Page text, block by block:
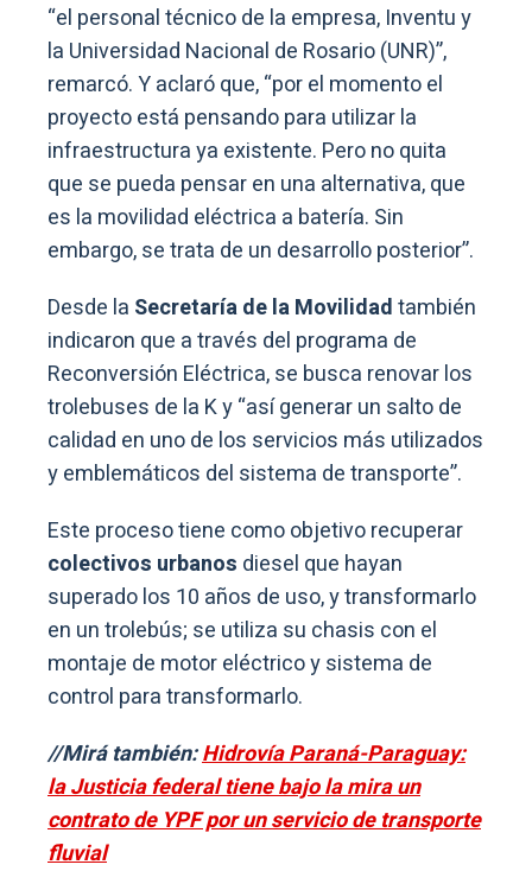
“el personal técnico de la empresa, Inventu y
la Universidad Nacional de Rosario (UNR)”,
remarcó. Y aclaró que, “por el momento el
proyecto está pensando para utilizar la
infraestructura ya existente. Pero no quita
que se pueda pensar en una alternativa, que
es la movilidad eléctrica a batería. Sin
embargo, se trata de un desarrollo posterior”.
Desde la Secretaría de la Movilidadtambién
indicaron que a través del programa de
Reconversión Eléctrica, se busca renovar los
trolebuses de la K y “así generar un salto de
calidad en uno de los servicios más utilizados
y emblemáticos del sistema de transporte”.
Este proceso tiene como objetivo recuperar
colectivos urbanos diesel que hayan
superado los 10 años de uso, y transformarlo
en un trolebús; se utiliza su chasis con el
montaje de motor eléctrico y sistema de
control para transformarlo.
//Mirá también:Hidrovía Paraná-Paraguay:
la Justicia federal tiene bajo la mira un
contrato de YPF por un servicio de transporte
fluvial